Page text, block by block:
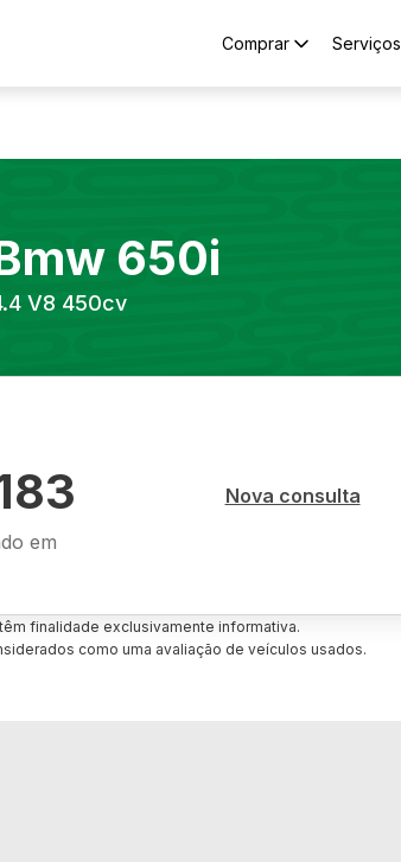
Comprar Serviços
650i
V8 450cv
em
Nova consulta
finalidade exclusivamente informativa.
como uma avaliação de veículos usados.